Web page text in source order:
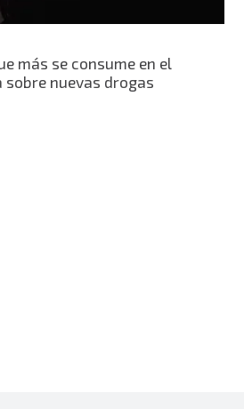
más se consume en el
sobre nuevas drogas